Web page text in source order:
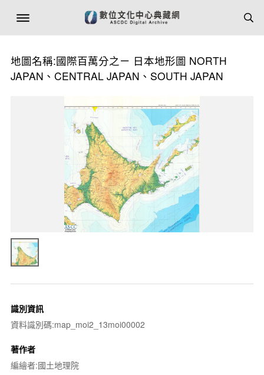
地圖名稱:國際百萬分之ㄧ 日本地形圖 NORTH
JAPAN、CENTRAL JAPAN、SOUTH JAPAN
識別資訊
資料識別碼:map_moi2_13moi00002
著作者
編繪者:國土地理院